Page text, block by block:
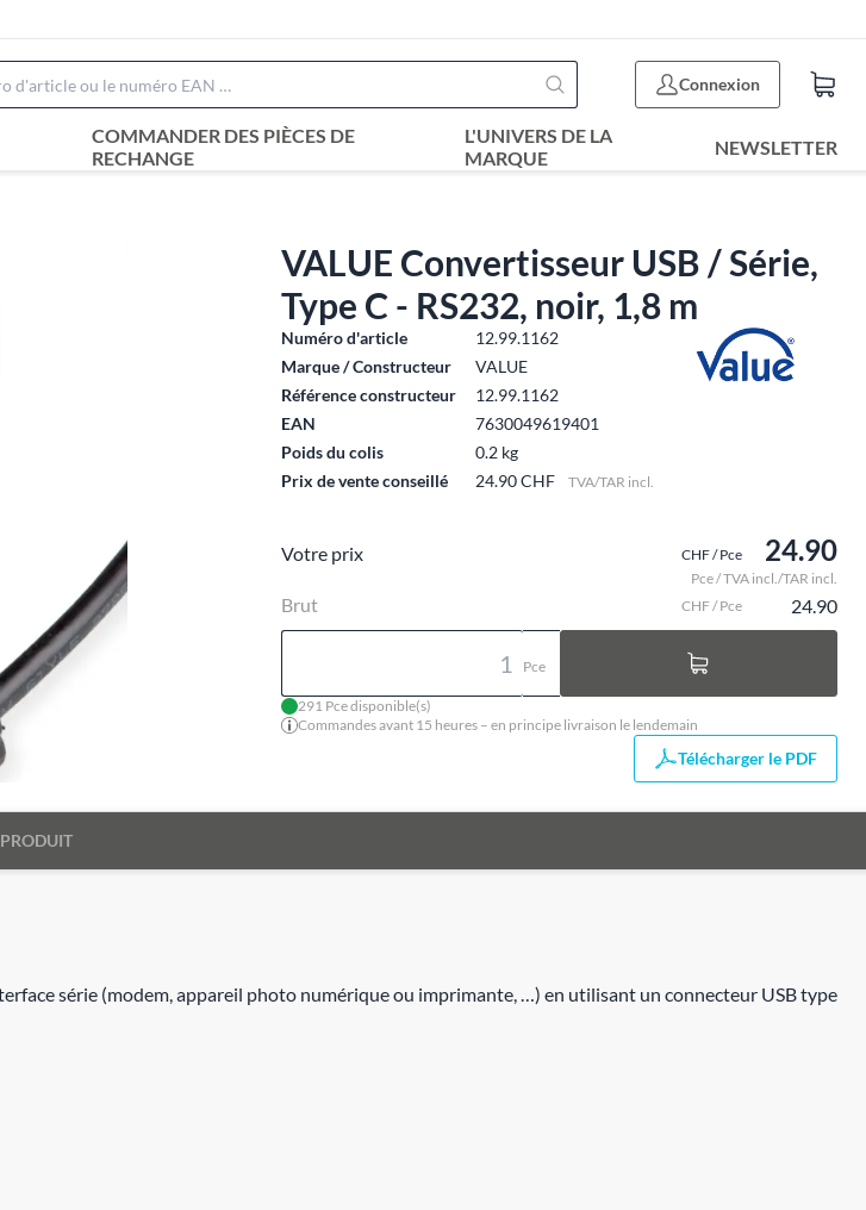
Connexion
COMMANDER DES PIÈCES DE
RECHANGE
L'UNIVERS DE LA
MARQUE
NEWSLETTER
VALUE Convertisseur USB / Série,
Type C - RS232, noir, 1,8 m
Numéro d'article
12.99.1162
Marque / Constructeur
VALUE
Référence constructeur
12.99.1162
EAN
7630049619401
Poids du colis
0.2 kg
Prix de vente conseillé
24.90 CHF TVA/TAR incl.
Votre prix CHF / Pce 24.90
Pce / TVA incl./TAR incl.
Brut CHF / Pce 24.90
Pce
291 Pce disponible(s)
Commandes avant 15 heures – en principe livraison le lendemain
Télécharger le PDF
série (modem, appareil photo numérique ou imprimante, …) en utilisant un connecteur USB type